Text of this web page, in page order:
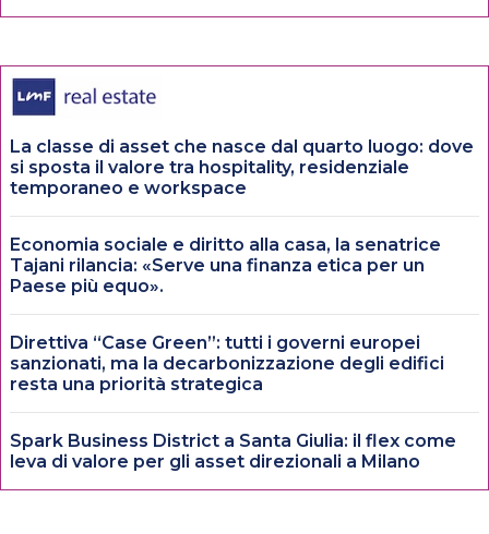
La classe di asset che nasce dal quarto luogo: dove
si sposta il valore tra hospitality, residenziale
temporaneo e workspace
Economia sociale e diritto alla casa, la senatrice
Tajani rilancia: «Serve una finanza etica per un
Paese più equo».
Direttiva “Case Green”: tutti i governi europei
sanzionati, ma la decarbonizzazione degli edifici
resta una priorità strategica
Spark Business District a Santa Giulia: il flex come
leva di valore per gli asset direzionali a Milano